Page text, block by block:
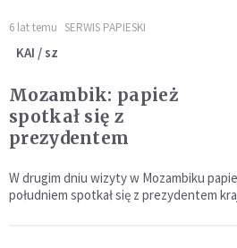
6 lat temu SERWIS PAPIESKI
KAI / sz
Mozambik: papież
spotkał się z
prezydentem
W drugim dniu wizyty w Mozambiku
południem spotkał się z prezydentem